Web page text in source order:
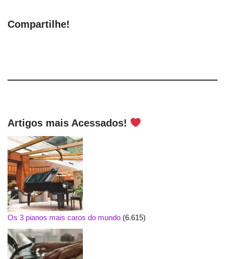
Compartilhe!
Artigos mais Acessados!
Os 3 pianos mais caros do mundo (6.615)